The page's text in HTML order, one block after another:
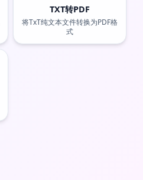
TXT转PDF
将TxT纯文本文件转换为PDF格
式